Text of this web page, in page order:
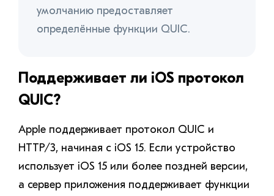
умолчанию предоставляет
определённые функции QUIC.
Поддерживает ли iOS протокол
QUIC?
Apple поддерживает протокол QUIC и
HTTP/3, начиная с iOS 15. Если устройство
использует iOS 15 или более поздней версии,
а сервер приложения поддерживает функции